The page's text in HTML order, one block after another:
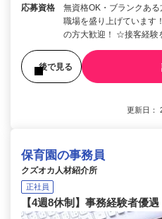
応募資格
無資格OK・ブランクあ
職場を盛り上げています
の方大歓迎！ ☆接客経験
後で見る
更新日：
保育園の事務員
クズオカ人材紹介所
正社員
【4週8休制】事務経験者優